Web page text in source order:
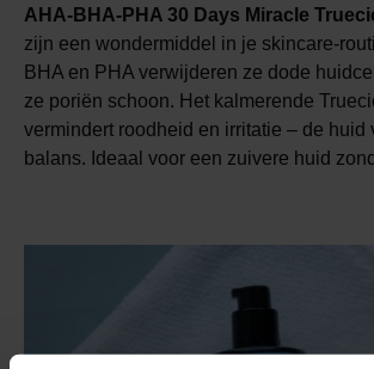
AHA-BHA-PHA 30 Days Miracle
zijn een wondermiddel in je skincare-
BHA en PHA verwijderen ze dode
ze poriën schoon. Het kalmerende
vermindert roodheid en irritatie – de huid
balans. Ideaal voor een zuivere huid